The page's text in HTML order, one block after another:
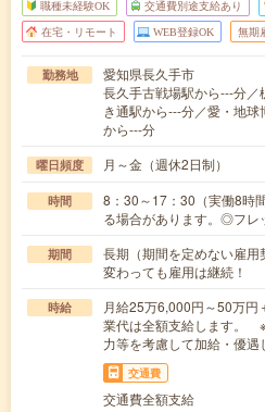
職種未経験OK 交通費別途支給あり
在宅・リモート WEB登録OK 無期
勤務地
愛知県長久手市
長久手古戦場駅から---分
き通駅から---分／愛・地
から---分
曜日頻度 月～金（週休2日制）
時間
8：30～17：30（実働8時
る場合があります。◎フ
期間
長期（期間を定めない雇
変わっても雇用は継続！
時給
月給25万6,000円～50万
業代は全額支給します。
力等を考慮して加給・優遇
交通費
交通費全額支給